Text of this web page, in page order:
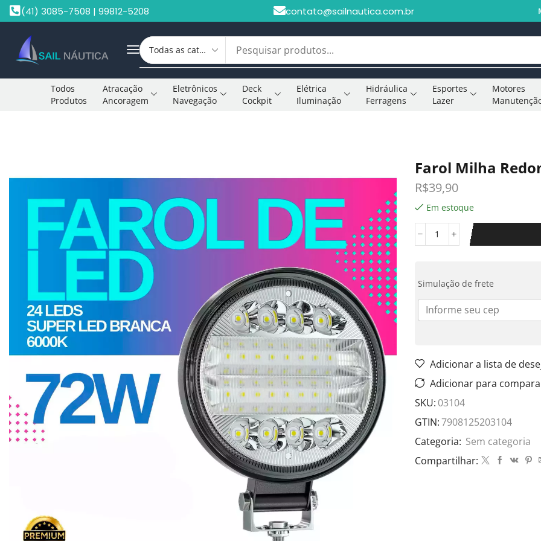
(41) 3085-7508 | 99812-5208 contato@sailnautica.com.br
Todos
Produtos
Atracação
Ancoragem
Eletrônicos
Navegação
Deck
Cockpit
Elétrica
Iluminação
Hidráulica
Ferragens
Esportes
Lazer
Motores
Farol Milha
R$39,90
Em estoque
Simulação de frete
Adicionar a lista de
Adicionar para
SKU: 03104
GTIN:7908125203104
Categoria: Sem categoria
Compartilhar: